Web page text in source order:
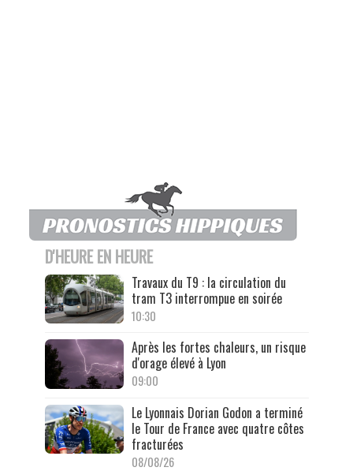
D'HEURE EN HEURE
Travaux du T9 : la circulation du
tram T3 interrompue en soirée
10:30
Après les fortes chaleurs, un risque
d'orage élevé à Lyon
09:00
Le Lyonnais Dorian Godon a terminé
le Tour de France avec quatre côtes
fracturées
08/08/26